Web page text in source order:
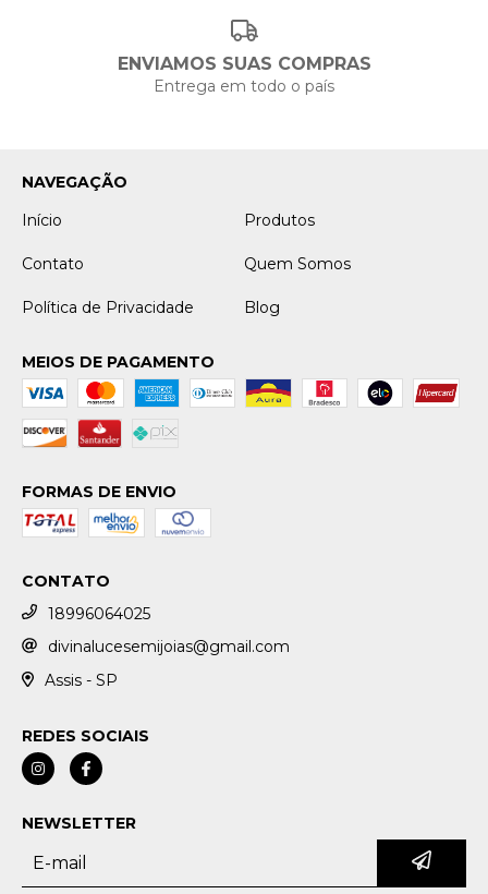
ENVIAMOS SUAS COMPRAS
Entrega em todo o país
NAVEGAÇÃO
Início
Produtos
Contato Quem Somos
Política de Privacidade Blog
MEIOS DE PAGAMENTO
FORMAS DE ENVIO
CONTATO
18996064025
divinalucesemijoias@gmail.com
Assis - SP
REDES SOCIAIS
NEWSLETTER